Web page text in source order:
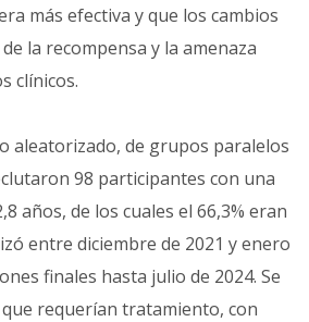
más efectiva y que los cambios
la recompensa y la amenaza
clínicos.
aleatorizado, de grupos paralelos
98 participantes con una
años, de los cuales el 66,3% eran
entre diciembre de 2021 y enero
finales hasta julio de 2024. Se
requerían tratamiento, con